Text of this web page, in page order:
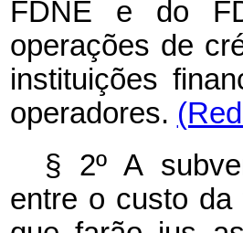
FDNE e do
operações de
instituições
operadores.
§ 2º A
entre o custo da